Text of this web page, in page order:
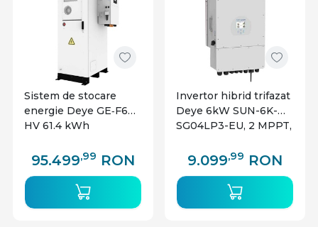
Sistem de stocare
energie Deye GE‑F60
HV 61.4 kWh
95.499,99 RON
Invertor hibrid trifazat
Deye 6kW SUN-6K-
SG04LP3-EU, 2 MPPT,
Voltage
9.099,99 RON